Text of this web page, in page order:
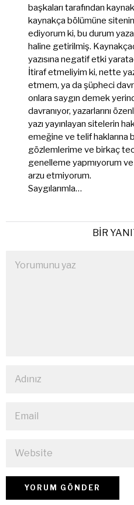
başkaları tarafından
kaynakça bölümüne
ediyorum ki, bu durum
haline getirilmiş.
yazısına negatif etki
İtiraf etmeliyim ki, nette
etmem, ya da şüpheci
onlara saygın demek
davranıyor, yazarlarını
yazı yayınlayan sitelerin
emeğine ve telif haklarına
gözlemlerime ve birkaç
genelleme yapmıyorum
arzu etmiyorum.
Saygılarımla…
BIR